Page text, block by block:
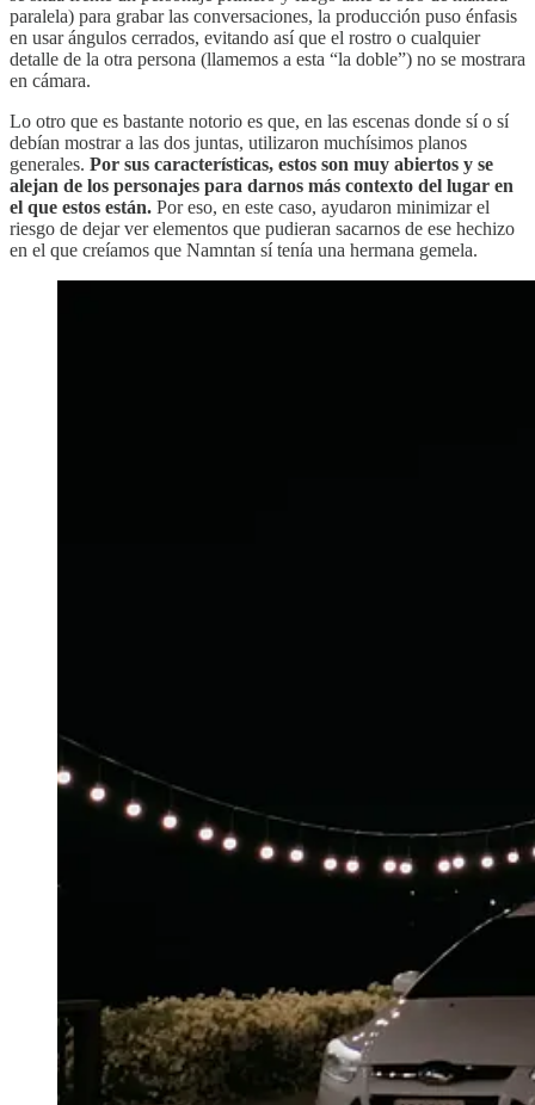
paralela) para grabar las conversaciones, la producción puso énfasis
en usar ángulos cerrados, evitando así que el rostro o cualquier
detalle de la otra persona (llamemos a esta “la doble”) no se mostrara
en cámara.
Lo otro que es bastante notorio es que, en las escenas donde sí o sí
debían mostrar a las dos juntas, utilizaron muchísimos planos
generales. Por sus características, estos son muy abiertos y se
alejan de los personajes para darnos más contexto del lugar en
el que estos están. Por eso, en este caso, ayudaron minimizar el
riesgo de dejar ver elementos que pudieran sacarnos de ese hechizo
en el que creíamos que Namntan sí tenía una hermana gemela.